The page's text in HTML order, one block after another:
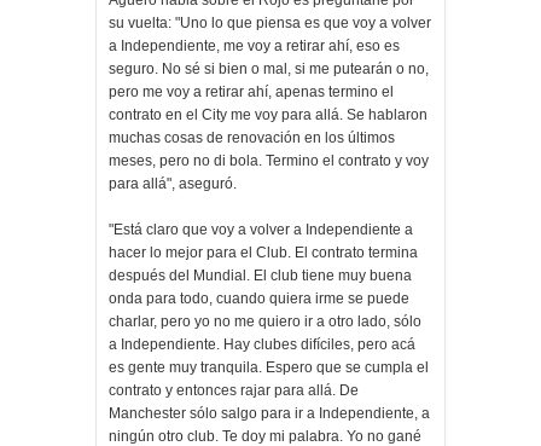
su vuelta: "Uno lo que piensa es que voy a volver
a Independiente, me voy a retirar ahí, eso es
seguro. No sé si bien o mal, si me putearán o no,
pero me voy a retirar ahí, apenas termino el
contrato en el City me voy para allá. Se hablaron
muchas cosas de renovación en los últimos
meses, pero no di bola. Termino el contrato y voy
para allá", aseguró.
"Está claro que voy a volver a Independiente a
hacer lo mejor para el Club. El contrato termina
después del Mundial. El club tiene muy buena
onda para todo, cuando quiera irme se puede
charlar, pero yo no me quiero ir a otro lado, sólo
a Independiente. Hay clubes difíciles, pero acá
es gente muy tranquila. Espero que se cumpla el
contrato y entonces rajar para allá. De
Manchester sólo salgo para ir a Independiente, a
ningún otro club. Te doy mi palabra. Yo no gané